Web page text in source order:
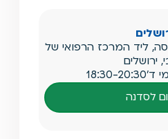
כניסה, ליד המרכז הרפואי של
ירושלים
ד'18:30-20:30
לסדנה